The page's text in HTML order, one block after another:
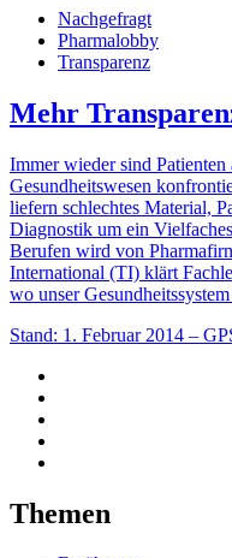
Nachgefragt
Pharmalobby
Transparenz
Mehr
Immer wieder sind
Gesundheitswesen
liefern schlechtes Material,
Diagnostik um ein
Berufen wird von
International (TI) klärt
wo unser
Stand: 1. Februar 2014 –
Themen